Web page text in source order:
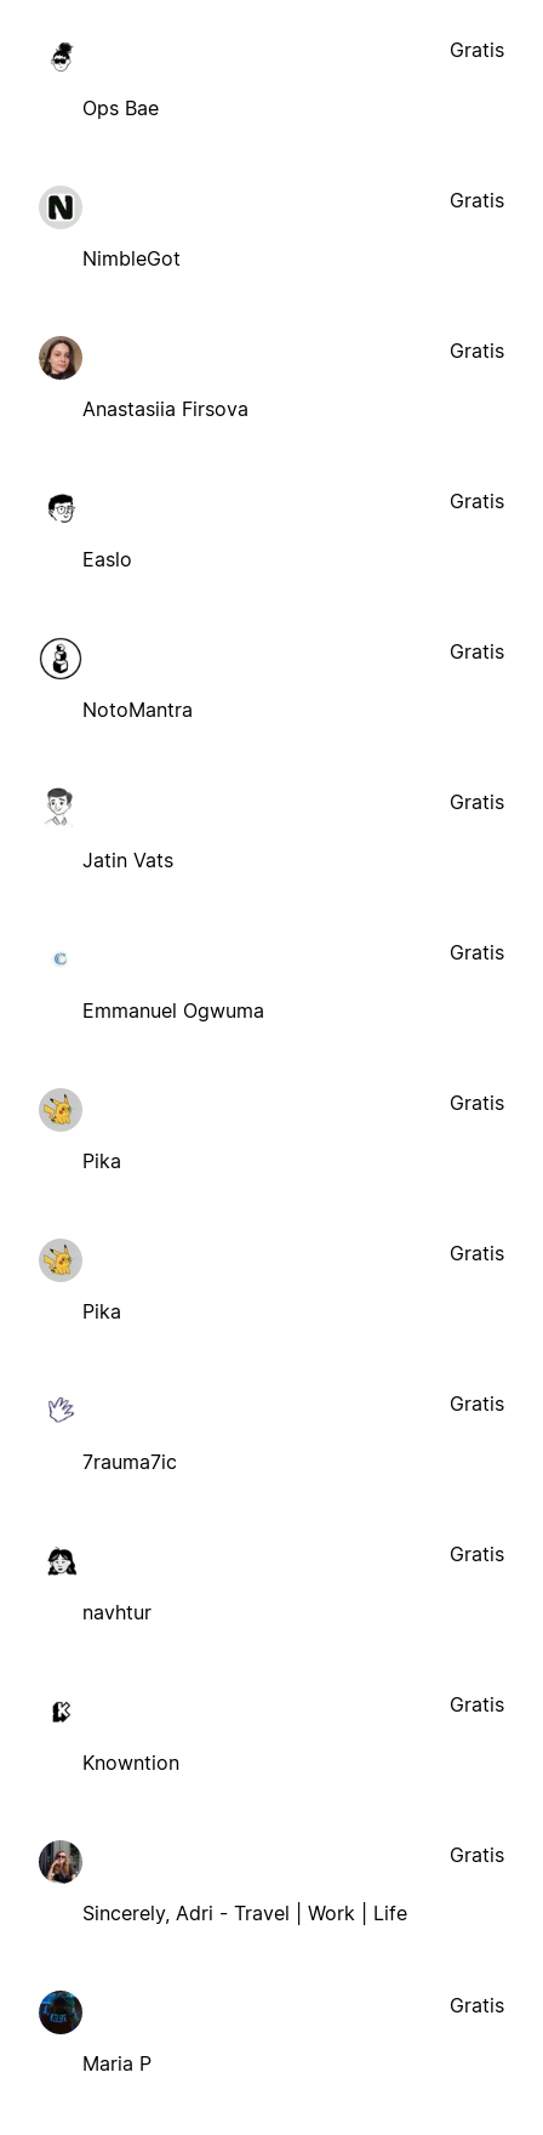
Ops Bae
Gratis
NimbleGot
Gratis
Anastasiia Firsova
Gratis
Easlo
Gratis
NotoMantra
Gratis
Jatin Vats
Gratis
Emmanuel Ogwuma
Gratis
Pika
Gratis
Pika
Gratis
7rauma7ic
Gratis
navhtur
Gratis
Knowntion
Gratis
Sincerely, Adri - Travel | Work | Life
Gratis
Maria P
Gratis